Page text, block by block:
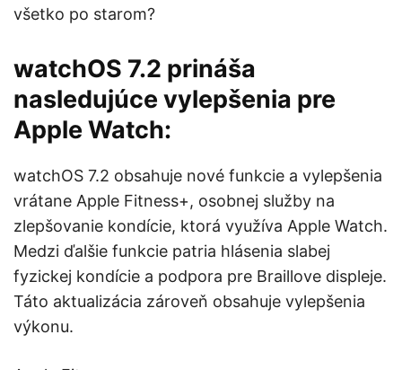
všetko po starom?
watchOS 7.2 prináša
nasledujúce vylepšenia pre
Apple Watch:
watchOS 7.2 obsahuje nové funkcie a vylepšenia
vrátane Apple Fitness+, osobnej služby na
zlepšovanie kondície, ktorá využíva Apple Watch.
Medzi ďalšie funkcie patria hlásenia slabej
fyzickej kondície a podpora pre Braillove displeje.
Táto aktualizácia zároveň obsahuje vylepšenia
výkonu.